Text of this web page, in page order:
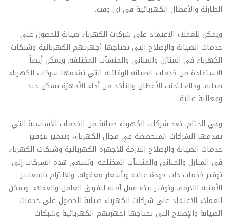
الطارئة والأعطال الكهربائية في أي وقت.
ويمكن للعملاء الاعتماد على شركات الكهرباء صيانة للحصول على
خدمات الصيانة والإصلاح التي تحتاجها أجهزتهم الكهربائية وشبكات
الكهرباء في المنازل والمباني والمنشآت المختلفة. ويمكن أيضاً
الاستفادة من خدمات الصيانة الوقائية التي تقدمها شركات الكهرباء
صيانة، وذلك لتجنب الأعطال والتأكد من أداء الأجهزة بشكل جيد
وفعالية عالية.
وفي الختام، تعد شركات الكهرباء صيانة من الخدمات الأساسية التي
تقدمها الشركات المتخصصة في مجال الكهرباء، وتتميز بتوفير
خدمات الصيانة والإصلاح اللازمة للأجهزة الكهربائية وشبكات الكهرباء
في المنازل والمباني والمنشآت المختلفة. وتسعى هذه الشركات إلى
توفير خدمات ذات جودة عالية وبأسعار معقولة، والالتزام بالمعايير
الأمنية اللازمة، وتوفير بيئة عمل آمنة للفريق العامل والعملاء. ويمكن
للعملاء الاعتماد على شركات الكهرباء صيانة للحصول على خدمات
الصيانة والإصلاح التي تحتاجها أجهزتهم الكهربائية وشبكات